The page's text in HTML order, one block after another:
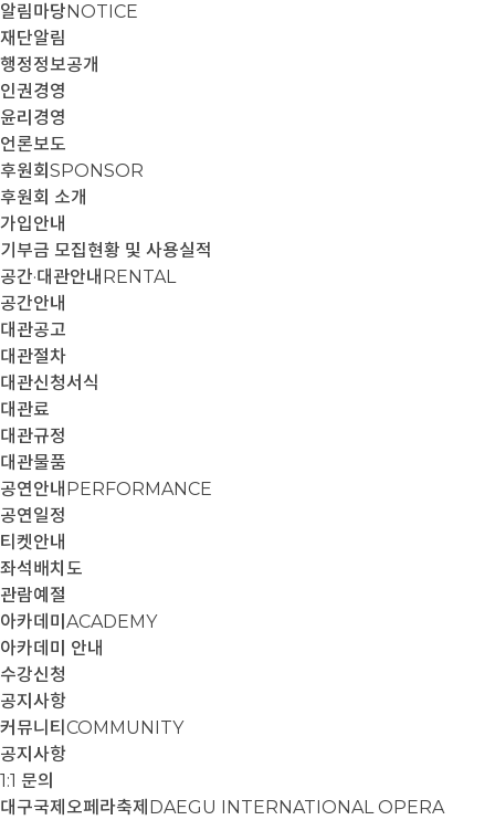
알림마당NOTICE
재단알림
행정정보공개
인권경영
윤리경영
언론보도
후원회 SPONSOR
후원회 소개
가입안내
기부금 모집현황 및 사용실적
공간·대관안내 RENTAL
공간안내
대관공고
대관절차
대관신청서식
대관료
대관규정
대관물품
공연안내 PERFORMANCE
공연일정
티켓안내
좌석배치도
관람예절
아카데미 ACADEMY
아카데미 안내
수강신청
공지사항
커뮤니티 COMMUNITY
공지사항
1:1 문의
대구국제오페라축제 DAEGU INTERNATIONAL OPERA